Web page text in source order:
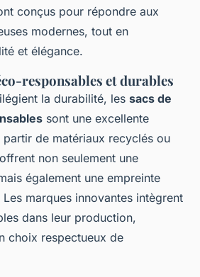
conçus pour répondre aux
modernes, tout en
et élégance.
responsables et durables
la durabilité, les sacs de
sont une excellente
de matériaux recyclés ou
non seulement une
également une empreinte
marques innovantes intègrent
dans leur production,
choix respectueux de